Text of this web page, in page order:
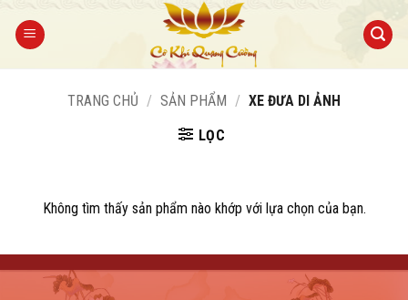
qua
TRANG CHỦ / SẢN PHẨM / XE ĐƯA DI ẢNH
LỌC
Không tìm thấy sản phẩm nào khớp với lựa chọn của bạn.